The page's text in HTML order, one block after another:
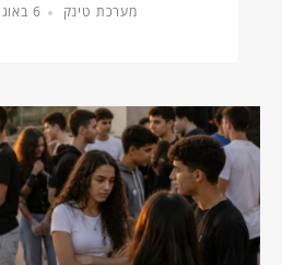
מערכת טינק 6 באוגוסט, 2026